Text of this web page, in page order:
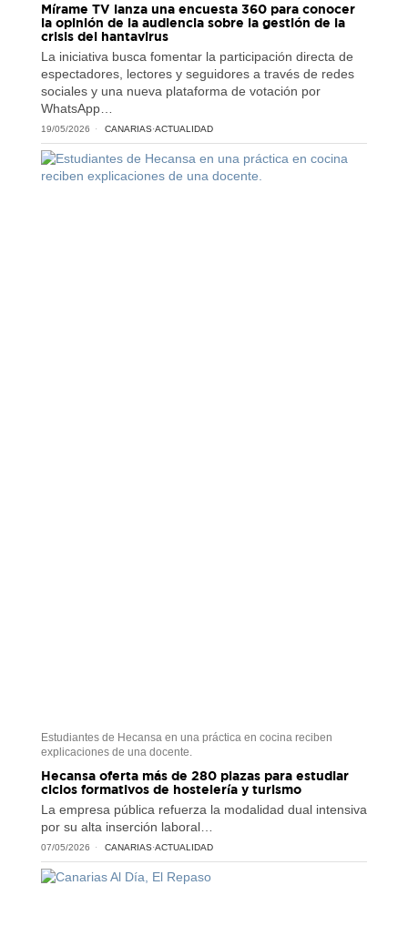
Mírame TV lanza una encuesta 360 para conocer
la opinión de la audiencia sobre la gestión de la
crisis del hantavirus
La iniciativa busca fomentar la participación directa de
espectadores, lectores y seguidores a través de redes
sociales y una nueva plataforma de votación por
WhatsApp…
19/05/2026 CANARIAS·ACTUALIDAD
Estudiantes de Hecansa en una práctica en cocina reciben
explicaciones de una docente.
Hecansa oferta más de 280 plazas para estudiar
ciclos formativos de hostelería y turismo
La empresa pública refuerza la modalidad dual intensiva
por su alta inserción laboral…
07/05/2026 CANARIAS·ACTUALIDAD